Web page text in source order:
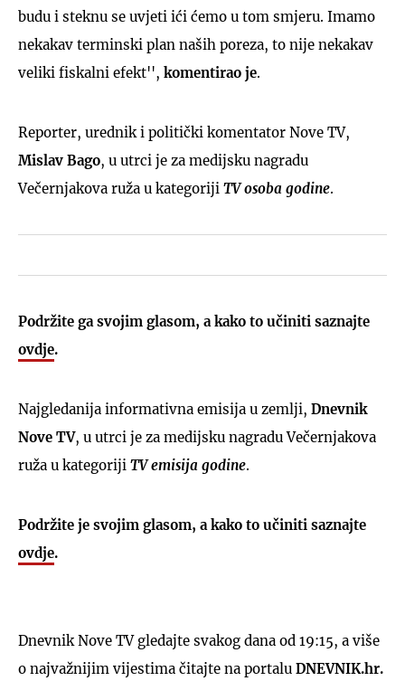
budu i steknu se uvjeti ići ćemo u tom smjeru. Imamo
nekakav terminski plan naših poreza, to nije nekakav
veliki fiskalni efekt'', komentirao je.
Reporter, urednik i politički komentator Nove TV,
Mislav Bago, u utrci je za medijsku nagradu
Večernjakova ruža u kategoriji TV osoba godine.
Podržite ga svojim glasom, a kako to učiniti saznajte
ovdje.
Najgledanija informativna emisija u zemlji, Dnevnik
Nove TV, u utrci je za medijsku nagradu Večernjakova
ruža u kategoriji TV emisija godine.
Podržite je svojim glasom, a kako to učiniti saznajte
ovdje.
Dnevnik Nove TV gledajte svakog dana od 19:15, a više
o najvažnijim vijestima čitajte na portalu DNEVNIK.hr.